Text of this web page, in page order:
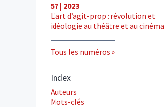
57 | 2023
L’art d’agit-prop : révolution et
idéologie au théâtre et au cinéma
Tous les numéros
Index
Auteurs
Mots-clés